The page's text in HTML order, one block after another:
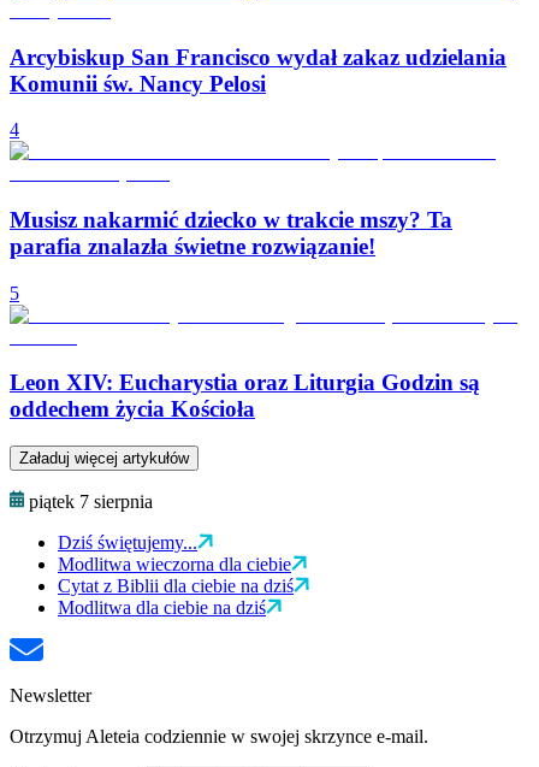
Arcybiskup San Francisco wydał zakaz udzielania
Komunii św. Nancy Pelosi
4
Musisz nakarmić dziecko w trakcie mszy? Ta
parafia znalazła świetne rozwiązanie!
5
Leon XIV: Eucharystia oraz Liturgia Godzin są
oddechem życia Kościoła
Załaduj więcej artykułów
piątek 7 sierpnia
Dziś świętujemy...
Modlitwa wieczorna dla ciebie
Cytat z Biblii dla ciebie na dziś
Modlitwa dla ciebie na dziś
Newsletter
Otrzymuj Aleteia codziennie w swojej skrzynce e-mail.